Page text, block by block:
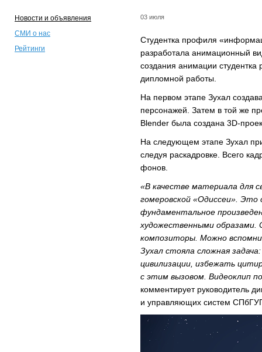
Новости и объявления
СМИ о нас
Рейтинги
03 июля
Студентка профиля
разработала анимационный
создания анимации студентка
дипломной работы.
На первом этапе Зухал
персонажей. Затем в той же
Blender была создана 3D-
На следующем этапе Зухал
следуя раскадровке. Всего
фонов.
«В качестве материала для
гомеровской «Одиссеи».
фундаментальное
художественными
композиторы. Можно
Зухал стояла сложная
цивилизации, избежать
с этим вызовом. Видеоклип
комментирует руководитель
и управляющих систем